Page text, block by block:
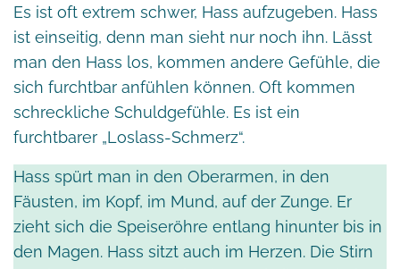
Es ist oft extrem schwer, Hass aufzugeben. Hass
ist einseitig, denn man sieht nur noch ihn. Lässt
man den Hass los, kommen andere Gefühle, die
sich furchtbar anfühlen können. Oft kommen
schreckliche Schuldgefühle. Es ist ein
furchtbarer „Loslass-Schmerz“.
Hass spürt man in den Oberarmen, in den
Fäusten, im Kopf, im Mund, auf der Zunge. Er
zieht sich die Speiseröhre entlang hinunter bis in
den Magen. Hass sitzt auch im Herzen. Die Stirn